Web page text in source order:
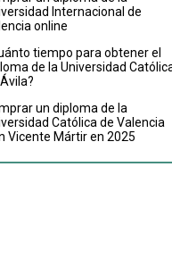
Internacional de
online
tiempo para obtener el
de la Universidad
un diploma de la
Católica de Valencia
Vicente Mártir en 2025